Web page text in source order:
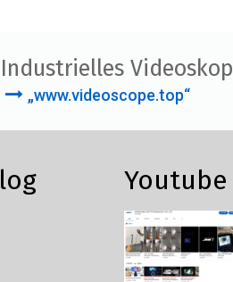
Industrielles Videoskop
„www.videoscope.top“
Youtube